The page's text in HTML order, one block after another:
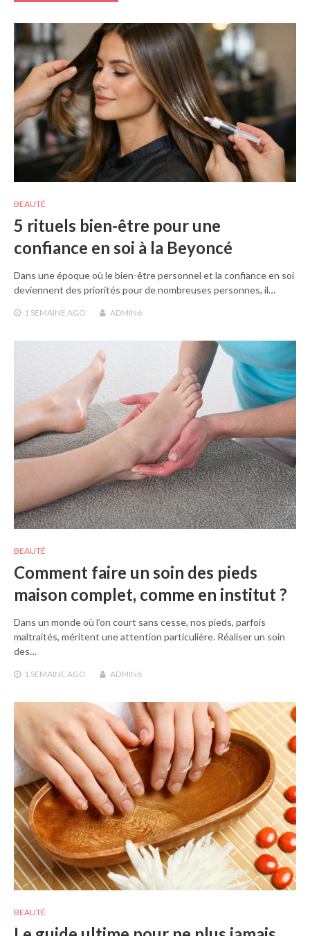
BEAUTÉ
5 rituels bien-être pour une
confiance en soi à la Beyoncé
Dans une époque où le bien-être personnel et la confiance en soi
deviennent des priorités pour de nombreuses personnes, il…
1 SEMAINE AGO ADMIN6
BEAUTÉ
Comment faire un soin des pieds
maison complet, comme en institut ?
Dans un monde où l’on court sans cesse, nos pieds, parfois
maltraités, méritent une attention particulière. Réaliser un soin
des…
1 SEMAINE AGO ADMIN6
BEAUTÉ